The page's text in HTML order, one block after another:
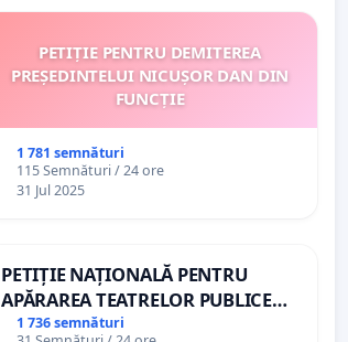
PETIȚIE PENTRU DEMITEREA
PREȘEDINTELUI NICUȘOR DAN DIN
FUNCȚIE
1 781 semnături
115 Semnături / 24 ore
31 Jul 2025
PETIȚIE NAȚIONALĂ PENTRU
APĂRAREA TEATRELOR PUBLICE
DE REPERTORIU DIN ROMÂNIA
1 736 semnături